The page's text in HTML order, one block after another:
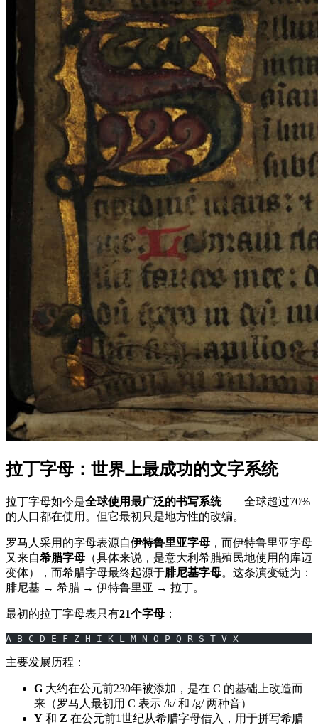
拉丁字母：世界上最成功的文字系统
拉丁字母如今是全球使用最广泛的书写系统——全球超过70%
的人口都在使用。但它最初只是地方性的改编。
罗马人采用的字母表源自伊特鲁里亚字母 ，而伊特鲁里亚字母
又来自希腊字母 （具体来说，是意大利希腊殖民地使用的库迈
变体），而希腊字母最终起源于腓尼基字母。这条演变链为：
腓尼基 → 希腊 → 伊特鲁里亚 → 拉丁。
最初的拉丁字母表只有21个字母 ：
A B C D E F Z H I K L M N O P Q R S T V X
主要发展历程：
G 大约在公元前230年被添加，是在 C 的基础上改造而
来（罗马人最初用 C 表示 /k/ 和 /g/ 两种音）
Y 和 Z 在公元前1世纪从希腊字母借入，用于拼写希腊